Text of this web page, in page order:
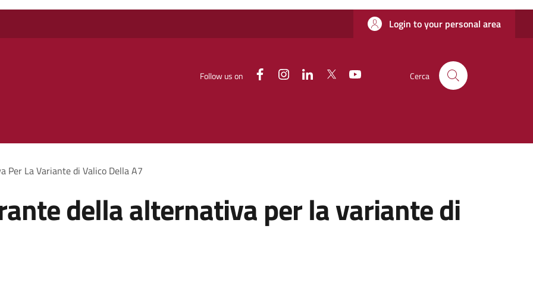
Login to your personal area
Follow us on FacebookInstagramLinkedinTwitter Cerca
Per La Variante di Valico Della A7
della alternativa per la variante di